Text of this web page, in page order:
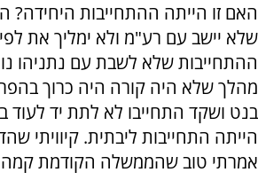
האם זו הייתה ההתחייבות היחידה?
שלא יישב עם רע"מ ולא ימליך את
ההתחייבות שלא לשבת עם נתניהו
מהלך שלא היה קורה היה כרוך
בנט ושקד התחייבו לא לתת יד לעוד
הייתה התחייבות ליבתית. קיוויתי
אמרתי טוב שהממשלה הקודמת קמה